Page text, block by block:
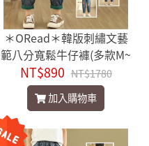
＊ORead＊韓版刺繡文藝
範八分寬鬆牛仔褲(多款M~
XL)
NT$890 NT$1780
加入購物車